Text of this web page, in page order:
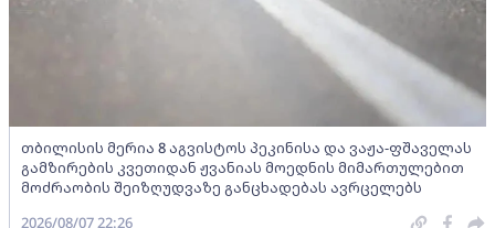
თბილისის მერია 8 აგვისტოს პეკინისა და ვაჟა-ფშაველას
გამზირების კვეთიდან ჟვანიას მოედნის მიმართულებით
მოძრაობის შეიზღუდვაზე განცხადებას ავრცელებს
2026/08/07 22:26